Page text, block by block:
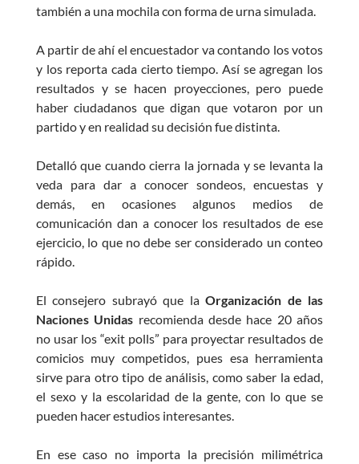
también a una mochila con forma de urna simulada.
A partir de ahí el encuestador va contando los votos
y los reporta cada cierto tiempo. Así se agregan los
resultados y se hacen proyecciones, pero puede
haber ciudadanos que digan que votaron por un
partido y en realidad su decisión fue distinta.
Detalló que cuando cierra la jornada y se levanta la
veda para dar a conocer sondeos, encuestas y
demás, en ocasiones algunos medios de
comunicación dan a conocer los resultados de ese
ejercicio, lo que no debe ser considerado un conteo
rápido.
El consejero subrayó que laOrganización de las
Naciones Unidas recomienda desde hace 20 años
no usar los “exit polls” para proyectar resultados de
comicios muy competidos, pues esa herramienta
sirve para otro tipo de análisis, como saber la edad,
el sexo y la escolaridad de la gente, con lo que se
pueden hacer estudios interesantes.
En ese caso no importa la precisión milimétrica